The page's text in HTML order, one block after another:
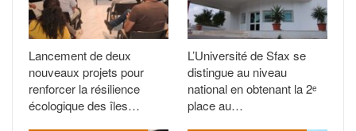
Lancement de deux
nouveaux projets pour
renforcer la résilience
écologique des îles…
L’Université de Sfax se
distingue au niveau
national en obtenant la 2ᵉ
place au…